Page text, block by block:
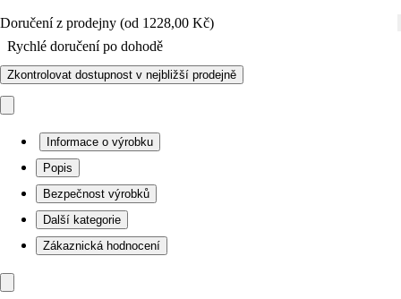
Doručení z prodejny (od 1228,00 Kč)
Rychlé doručení po dohodě
Zkontrolovat dostupnost v nejbližší prodejně
Informace o výrobku
Popis
Bezpečnost výrobků
Další kategorie
Zákaznická hodnocení